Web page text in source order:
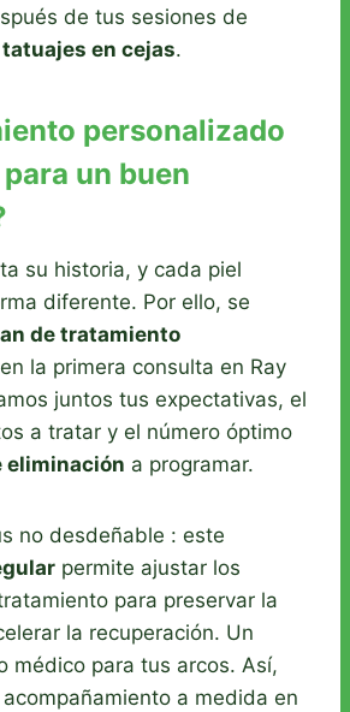
de tus sesiones de
en cejas.
personalizado
un buen
su historia, y cada piel
diferente. Por ello, se
de tratamiento
en la primera consulta en Ray
juntos tus expectativas, el
a tratar y el número óptimo
eliminación a programar.
no desdeñable : este
permite ajustar los
para preservar la
la recuperación. Un
médico para tus arcos. Así,
a medida en